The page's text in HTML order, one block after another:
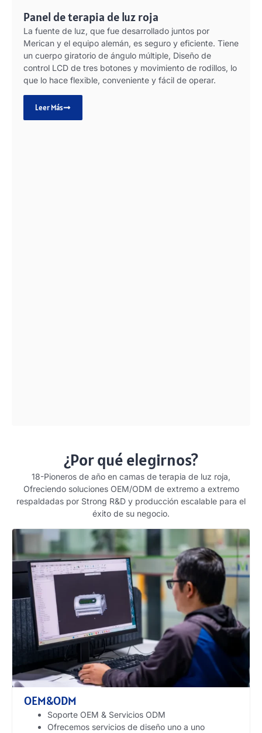
Panel de terapia de luz roja
La fuente de luz, que fue desarrollado juntos por
Merican y el equipo alemán, es seguro y eficiente. Tiene
un cuerpo giratorio de ángulo múltiple, Diseño de
control LCD de tres botones y movimiento de rodillos, lo
que lo hace flexible, conveniente y fácil de operar.
Leer Más
¿Por qué elegirnos?
18-Pioneros de año en camas de terapia de luz roja,
Ofreciendo soluciones OEM/ODM de extremo a extremo
respaldadas por Strong R&D y producción escalable para el
éxito de su negocio.
OEM&ODM
Soporte OEM & Servicios ODM
Ofrecemos servicios de diseño uno a uno